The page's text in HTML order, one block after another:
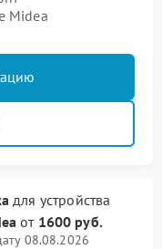
Midea
для устройства
от 1600 руб.
08.08.2026